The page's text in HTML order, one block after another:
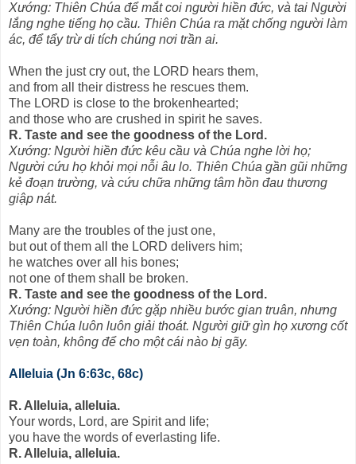
Xướng: Thiên Chúa để mắt coi người hiền đức, và tai Người
lắng nghe tiếng họ cầu. Thiên Chúa ra mặt chống người làm
ác, để tẩy trừ di tích chúng nơi trần ai.
When the just cry out, the LORD hears them,
and from all their distress he rescues them.
The LORD is close to the brokenhearted;
and those who are crushed in spirit he saves.
R. Taste and see the goodness of the Lord.
Xướng: Người hiền đức kêu cầu và Chúa nghe lời họ;
Người cứu họ khỏi mọi nỗi âu lo. Thiên Chúa gần gũi những
kẻ đoạn trường, và cứu chữa những tâm hồn đau thương
giập nát.
Many are the troubles of the just one,
but out of them all the LORD delivers him;
he watches over all his bones;
not one of them shall be broken.
R. Taste and see the goodness of the Lord.
Xướng: Người hiền đức gặp nhiều bước gian truân, nhưng
Thiên Chúa luôn luôn giải thoát. Người giữ gìn họ xương cốt
vẹn toàn, không để cho một cái nào bị gãy.
Alleluia (Jn 6:63c, 68c)
R. Alleluia, alleluia.
Your words, Lord, are Spirit and life;
you have the words of everlasting life.
R. Alleluia, alleluia.